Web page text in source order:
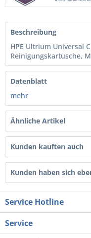
Beschreibung
HPE Ultrium Universal
Reinigungskartusche,
Datenblatt
mehr
Ähnliche Artikel
Kunden kauften auch
Kunden haben sich
Service Hotline
Service